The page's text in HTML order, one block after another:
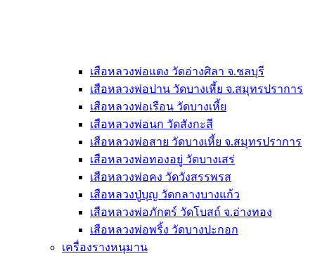
เสือหลวงพ่อแตง วัดอ่างศิลา จ.ชลบุรี
เสือหลวงพ่อปาน วัดบางเหี้ย จ.สมุทรปราการ
เสือหลวงพ่อเรือน วัดบางเหี้ย
เสือหลวงพ่อนก วัดสังกะสี
เสือหลวงพ่อสาย วัดบางเหี้ย จ.สมุทรปราการ
เสือหลวงพ่อทองอยู่ วัดบางเสร่
เสือหลวงพ่อคง วัดวังสรรพรส
เสือหลวงปู่บุญ วัดกลางบางแก้ว
เสือหลวงพ่อภักตร์ วัดโบสถ์ จ.อ่างทอง
เสือหลวงพ่อพริ้ง วัดบางปะกอก
เครื่องรางหนุมาน